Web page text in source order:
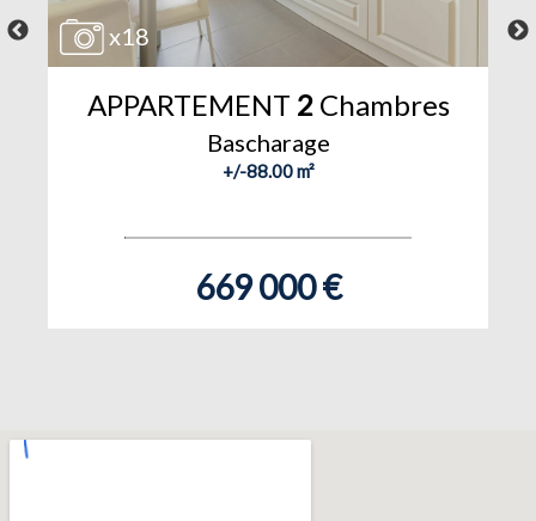
x18
APPARTEMENT 2Chambres
Bascharage
+/-88.00 m²
669 000 €